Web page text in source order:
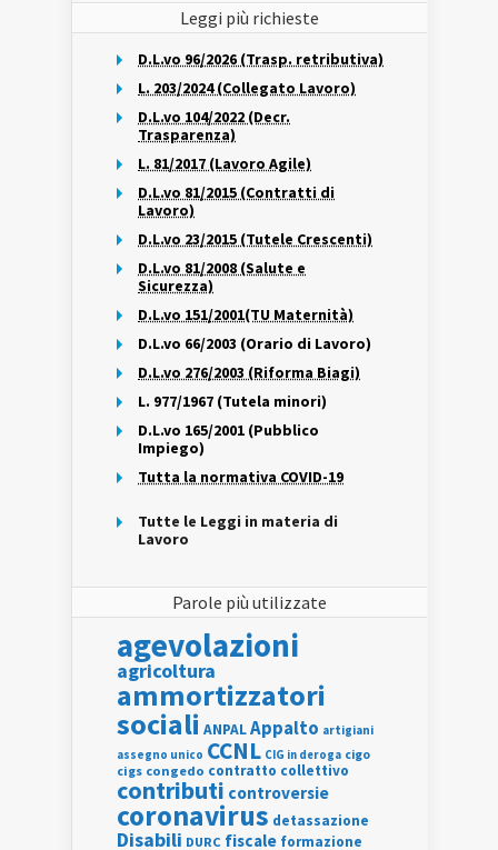
Leggi più richieste
D.L.vo 96/2026 (Trasp. retributiva)
L. 203/2024 (Collegato Lavoro)
D.L.vo 104/2022 (Decr.
Trasparenza)
L. 81/2017 (Lavoro Agile)
D.L.vo 81/2015 (Contratti di
Lavoro)
D.L.vo 23/2015 (Tutele Crescenti)
D.L.vo 81/2008 (Salute e
Sicurezza)
D.L.vo 151/2001(TU Maternità)
D.L.vo 66/2003 (Orario di Lavoro)
D.L.vo 276/2003 (Riforma Biagi)
L. 977/1967 (Tutela minori)
D.L.vo 165/2001 (Pubblico
Impiego)
Tutta la normativa COVID-19
Tutte le Leggi in materia di
Lavoro
Parole più utilizzate
agevolazioni
agricoltura
ammortizzatori
sociali ANPALAppalto artigiani
assegno unico CCNL CIG in deroga cigo
cigs congedo contratto collettivo
contributi controversie
coronavirus detassazione
Disabili DURC fiscale formazione